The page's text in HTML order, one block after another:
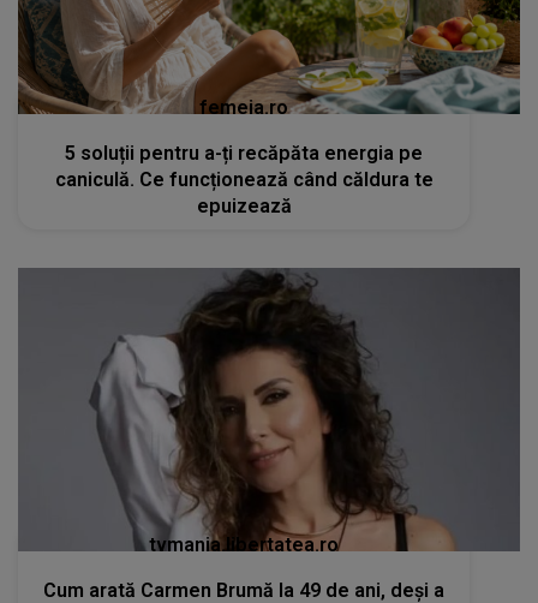
femeia.ro
5 soluții pentru a-ți recăpăta energia pe
caniculă. Ce funcționează când căldura te
epuizează
tvmania.libertatea.ro
Cum arată Carmen Brumă la 49 de ani, deși a